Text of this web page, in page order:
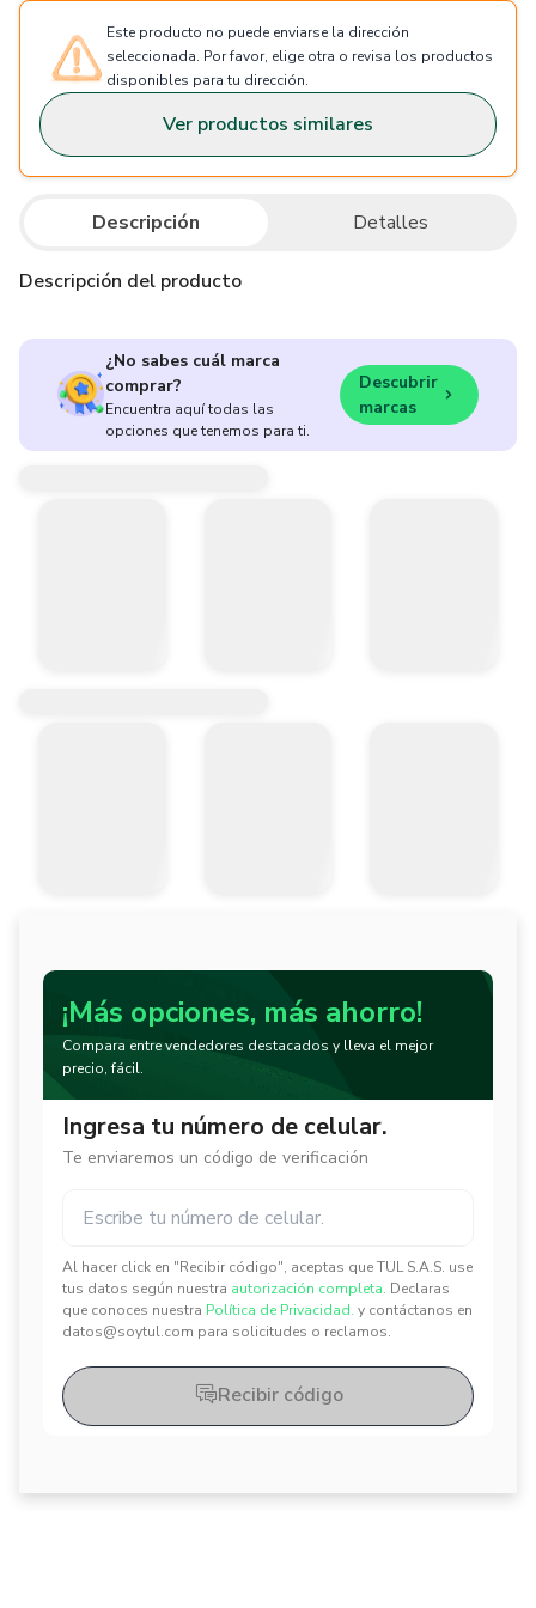
Este producto no puede enviarse la dirección
seleccionada. Por favor, elige otra o revisa los productos
disponibles para tu dirección.
Ver productos similares
Descripción Detalles
Descripción del producto
¿No sabes cuál marca
comprar?
Encuentra aquí todas las
opciones que tenemos para ti.
Descubrir
marcas
¡Más opciones, más ahorro!
Compara entre vendedores destacados y lleva el mejor
precio, fácil.
Ingresa tu número de celular.
Te enviaremos un código de verificación
Al hacer click en "Recibir código", aceptas que TUL S.A.S. use
tus datos según nuestra autorización completa. Declaras
que conoces nuestra Política de Privacidad. y contáctanos en
datos@soytul.com para solicitudes o reclamos.
✕
✕
Recibir código